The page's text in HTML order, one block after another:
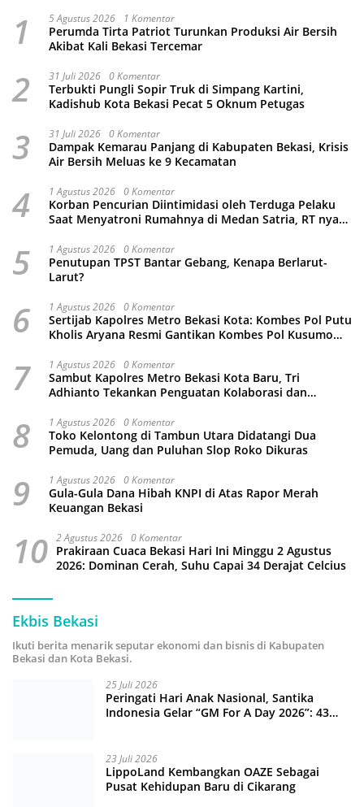
1 5 Agustus 2026 1 Komentar
Perumda Tirta Patriot Turunkan Produksi Air Bersih
Akibat Kali Bekasi Tercemar
2 31 Juli 2026 0 Komentar
Terbukti Pungli Sopir Truk di Simpang Kartini,
Kadishub Kota Bekasi Pecat 5 Oknum Petugas
3 31 Juli 2026 0 Komentar
Dampak Kemarau Panjang di Kabupaten Bekasi, Krisis
Air Bersih Meluas ke 9 Kecamatan
4 1 Agustus 2026 0 Komentar
Korban Pencurian Diintimidasi oleh Terduga Pelaku
Saat Menyatroni Rumahnya di Medan Satria, RT nya
5 1 Agustus 2026 0 Komentar
Penutupan TPST Bantar Gebang, Kenapa Berlarut-
Larut?
6 1 Agustus 2026 0 Komentar
Sertijab Kapolres Metro Bekasi Kota: Kombes Pol Putu
Kholis Aryana Resmi Gantikan Kombes Pol Kusumo
7 1 Agustus 2026 0 Komentar
Sambut Kapolres Metro Bekasi Kota Baru, Tri
Adhianto Tekankan Penguatan Kolaborasi dan
8 1 Agustus 2026 0 Komentar
Toko Kelontong di Tambun Utara Didatangi Dua
Pemuda, Uang dan Puluhan Slop Roko Dikuras
9 1 Agustus 2026 0 Komentar
Gula-Gula Dana Hibah KNPI di Atas Rapor Merah
Keuangan Bekasi
10 2 Agustus 2026 0 Komentar
Prakiraan Cuaca Bekasi Hari Ini Minggu 2 Agustus
2026: Dominan Cerah, Suhu Capai 34 Derajat Celcius
Ekbis Bekasi
Ikuti berita menarik seputar ekonomi dan bisnis di Kabupaten
Bekasi dan Kota Bekasi.
25 Juli 2026
Peringati Hari Anak Nasional, Santika
Indonesia Gelar “GM For A Day 2026”: 43
23 Juli 2026
LippoLand Kembangkan OAZE Sebagai
Pusat Kehidupan Baru di Cikarang